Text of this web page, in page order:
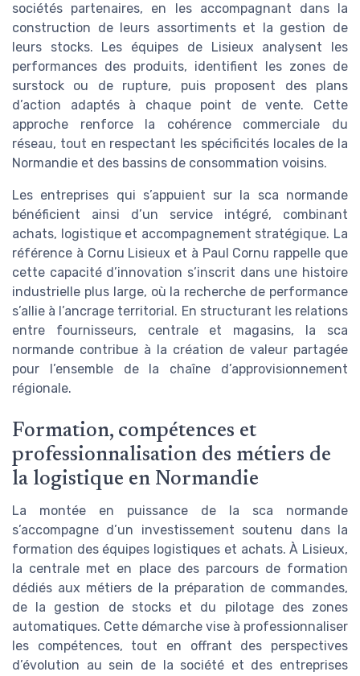
sociétés partenaires, en les accompagnant dans la
construction de leurs assortiments et la gestion de
leurs stocks. Les équipes de Lisieux analysent les
performances des produits, identifient les zones de
surstock ou de rupture, puis proposent des plans
d’action adaptés à chaque point de vente. Cette
approche renforce la cohérence commerciale du
réseau, tout en respectant les spécificités locales de la
Normandie et des bassins de consommation voisins.
Les entreprises qui s’appuient sur la sca normande
bénéficient ainsi d’un service intégré, combinant
achats, logistique et accompagnement stratégique. La
référence à Cornu Lisieux et à Paul Cornu rappelle que
cette capacité d’innovation s’inscrit dans une histoire
industrielle plus large, où la recherche de performance
s’allie à l’ancrage territorial. En structurant les relations
entre fournisseurs, centrale et magasins, la sca
normande contribue à la création de valeur partagée
pour l’ensemble de la chaîne d’approvisionnement
régionale.
Formation, compétences et
professionnalisation des métiers de
la logistique en Normandie
La montée en puissance de la sca normande
s’accompagne d’un investissement soutenu dans la
formation des équipes logistiques et achats. À Lisieux,
la centrale met en place des parcours de formation
dédiés aux métiers de la préparation de commandes,
de la gestion de stocks et du pilotage des zones
automatiques. Cette démarche vise à professionnaliser
les compétences, tout en offrant des perspectives
d’évolution au sein de la société et des entreprises